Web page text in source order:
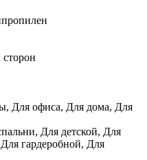
Для офиса, Для дома, Для
Для детской, Для
гардеробной, Для